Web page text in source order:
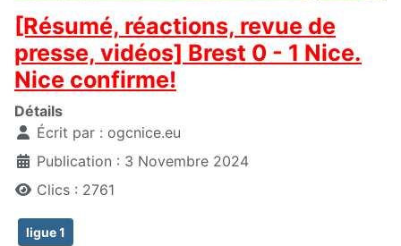
[Résumé, réactions, revue de
presse, vidéos] Brest 0 - 1 Nice.
Nice confirme!
Détails
Écrit par : ogcnice.eu
Publication : 3 Novembre 2024
Clics : 2761
ligue 1